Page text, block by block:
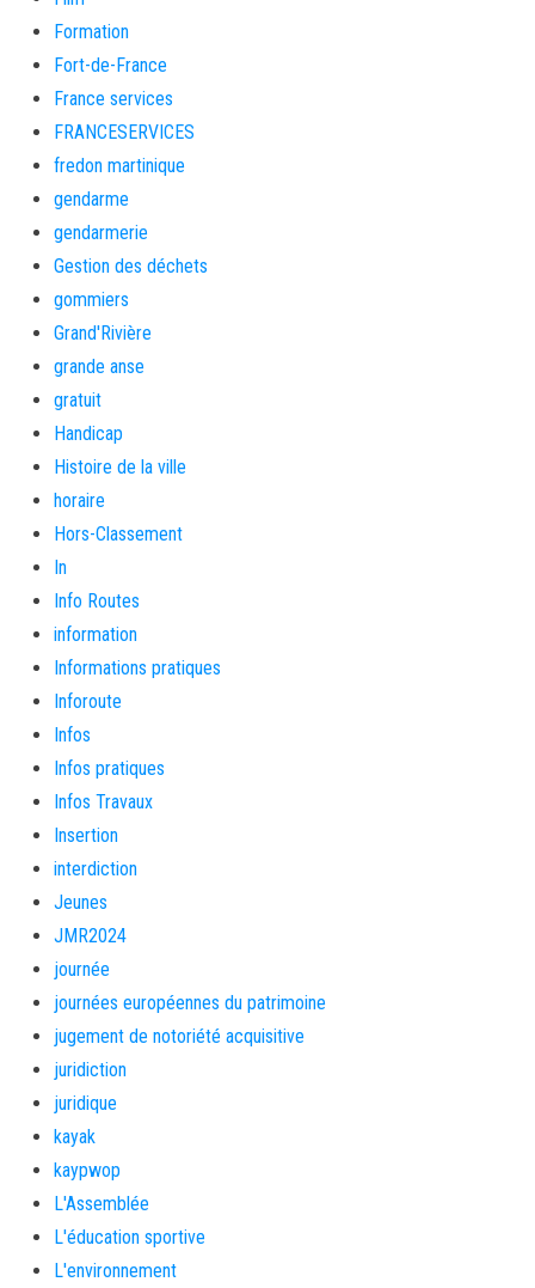
Formation
Fort-de-France
France services
FRANCESERVICES
fredon martinique
gendarme
gendarmerie
Gestion des déchets
gommiers
Grand'Rivière
grande anse
gratuit
Handicap
Histoire de la ville
horaire
Hors-Classement
In
Info Routes
information
Informations pratiques
Inforoute
Infos
Infos pratiques
Infos Travaux
Insertion
interdiction
Jeunes
JMR2024
journée
journées européennes du patrimoine
jugement de notoriété acquisitive
juridiction
juridique
kayak
kaypwop
L'Assemblée
L'éducation sportive
L'environnement